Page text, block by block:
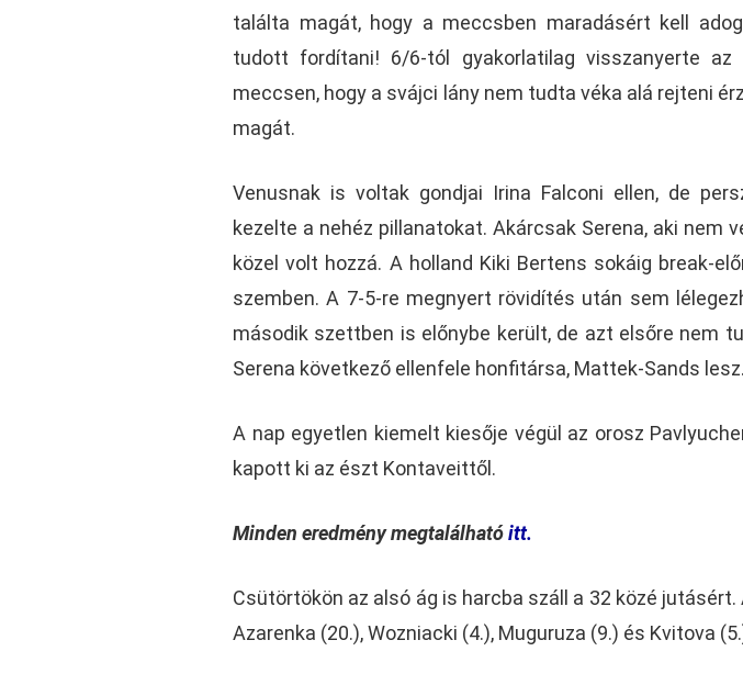
találta magát, hogy a meccsben maradásért kell
tudott fordítani! 6/6-tól gyakorlatilag visszanyerte
meccsen, hogy a svájci lány nem tudta véka alá rejteni
magát.
Venusnak is voltak gondjai Irina Falconi ellen, de
kezelte a nehéz pillanatokat. Akárcsak Serena, aki nem
közel volt hozzá. A holland Kiki Bertens sokáig break-
szemben. A 7-5-re megnyert rövidítés után sem
második szettben is előnybe került, de azt elsőre nem
Serena következő ellenfele honfitársa, Mattek-Sands lesz.
A nap egyetlen kiemelt kiesője végül az orosz
kapott ki az észt Kontaveittől.
Minden eredmény megtalálhatóitt.
Csütörtökön az alsó ág is harcba száll a 32 közé
Azarenka (20.), Wozniacki (4.), Muguruza (9.) és Kvitova